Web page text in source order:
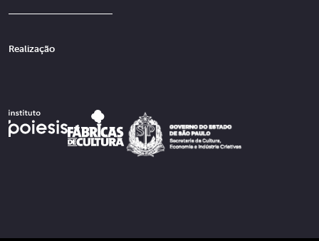
Realização